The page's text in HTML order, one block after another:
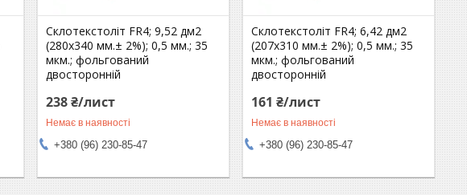
Склотекстоліт FR4; 9,52 дм2
(280х340 мм.± 2%); 0,5 мм.; 35
мкм.; фольгований
двосторонній
238 ₴/лист
Немає в наявності
+380 (96) 230-85-47
Склотекстоліт FR4; 6,42 дм2
(207х310 мм.± 2%); 0,5 мм.; 35
мкм.; фольгований
двосторонній
161 ₴/лист
Немає в наявності
+380 (96) 230-85-47